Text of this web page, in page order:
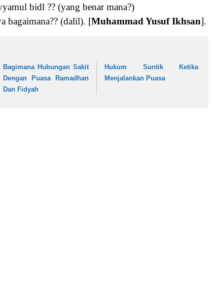
bidl ?? (yang benar mana?)
bagaimana?? (dalil). [Muhammad Yusuf Ikhsan].
Bagimana Hubungan Sakit
Dengan Puasa Ramadhan
Dan Fidyah
Hukum Suntik Ketika
Menjalankan Puasa